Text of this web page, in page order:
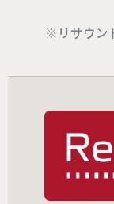
※リサウン